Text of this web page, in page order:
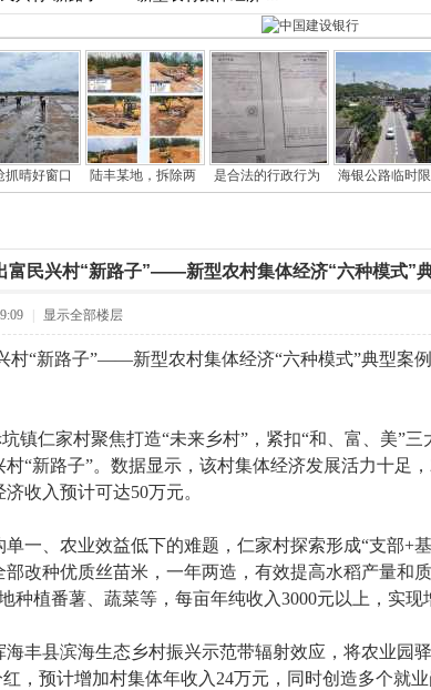
抓晴好窗口 陆丰某地，拆除两 是合法的行政行为 海银公路临时
富民兴村“新路子”——新型农村集体经济“六种模式”
显示全部楼层
村“新路子”——新型农村集体经济“六种模式”典型案
镇仁家村聚焦打造“未来乡村”，紧扣“和、富、美”
“新路子”。数据显示，该村集体经济发展活力十足
收入预计可达50万元。
、农业效益低下的难题，仁家村探索形成“支部+基
部改种优质丝苗米，一年两造，有效提高水稻产量和
种植番薯、蔬菜等，每亩年纯收入3000元以上，实现
县滨海生态乡村振兴示范带辐射效应，将农业园
，预计增加村集体年收入24万元，同时创造多个就